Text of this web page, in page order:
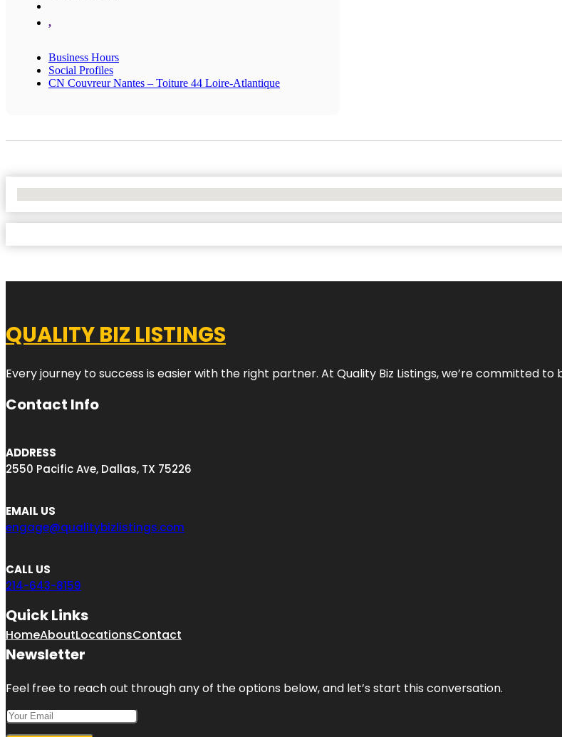
,
Business Hours
Social Profiles
CN Couvreur Nantes – Toiture 44 Loire-Atlantique
QUALITY BIZ LISTINGS
Every journey to success is easier with the right partner. At Quality Biz Listings, we’re committed
Contact Info
ADDRESS
2550 Pacific Ave, Dallas, TX 75226
EMAIL US
engage@qualitybizlistings.com
CALL US
214-643-8159
Quick Links
HomeAboutLocationsContact
Newsletter
Feel free to reach out through any of the options below, and let’s start this conversation.